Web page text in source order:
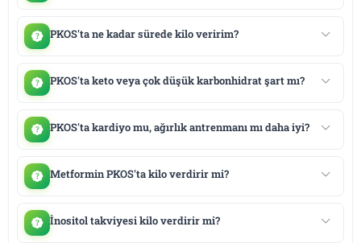
PKOS'ta ne kadar sürede kilo veririm?
PKOS'ta keto veya çok düşük karbonhidrat şart mı?
PKOS'ta kardiyo mu, ağırlık antrenmanı mı daha iyi?
Metformin PKOS'ta kilo verdirir mi?
İnositol takviyesi kilo verdirir mi?